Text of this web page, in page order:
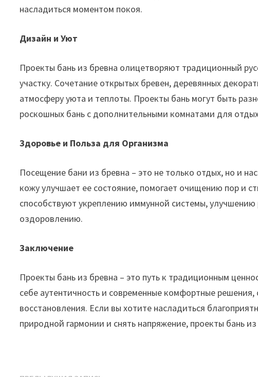
насладиться моментом покоя.
Дизайн и Уют
Проекты бань из бревна олицетворяют традиционный
участку. Сочетание открытых бревен, деревянных
атмосферу уюта и теплоты. Проекты бань могут быть
роскошных бань с дополнительными комнатами для
Здоровье и Польза для Организма
Посещение бани из бревна – это не только отдых, но и
кожу улучшает ее состояние, помогает очищению пор и
способствуют укреплению иммунной системы,
оздоровлению.
Заключение
Проекты бань из бревна – это путь к традиционным
себе аутентичность и современные комфортные
восстановления. Если вы хотите насладиться
природной гармонии и снять напряжение, проекты бань